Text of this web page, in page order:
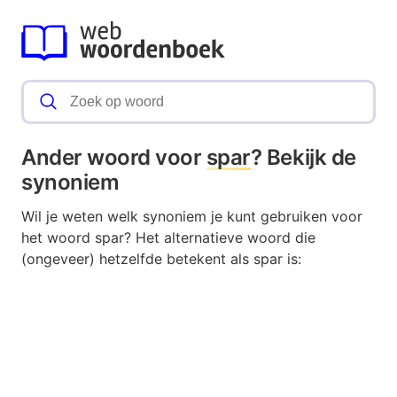
Ander woord voor spar? Bekijk de
synoniem
Wil je weten welk synoniem je kunt gebruiken voor
het woord spar? Het alternatieve woord die
(ongeveer) hetzelfde betekent als spar is: